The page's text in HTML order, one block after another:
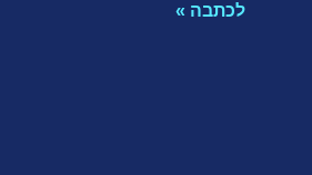
לכתבה »